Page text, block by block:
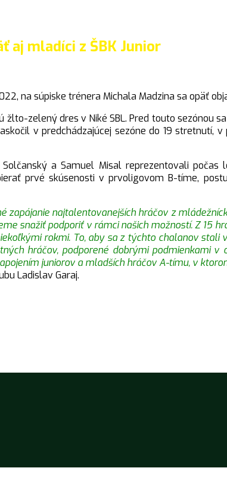
aj mladíci z ŠBK Junior
na súpiske trénera Michala Madzina sa opäť
zelený dres v Niké SBL. Pred touto sezónou
v predchádzajúcej sezóne do 19 stretnutí,
a Samuel Misal reprezentovali počas
prvé skúsenosti v prvoligovom B-tíme,
zapájanie najtalentovanejších hráčov z
snažiť podporiť v rámci našich možností. Z 15
rokmi. To, aby sa z týchto chalanov stali
hráčov, podporené dobrými podmienkami v
juniorov a mladších hráčov A-tímu, v
Ladislav Garaj.